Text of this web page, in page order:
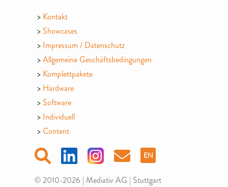
Kontakt
Showcases
Impressum / Datenschutz
Allgemeine Geschäftsbedingungen
Komplettpakete
Hardware
Software
Individuell
Content
EN
© 2010-2026 | Mediativ AG | Stuttgart